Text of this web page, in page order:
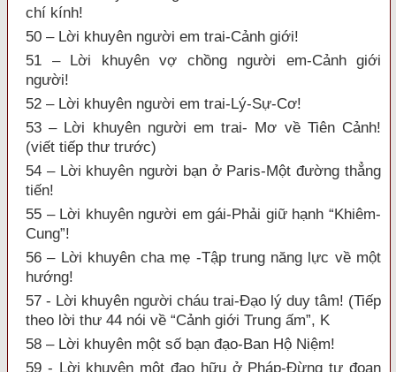
chí kính!
50 – Lời khuyên người em trai-Cảnh giới!
51 – Lời khuyên vợ chồng người em-Cảnh giới
người!
52 – Lời khuyên người em trai-Lý-Sự-Cơ!
53 – Lời khuyên người em trai- Mơ về Tiên Cảnh!
(viết tiếp thư trước)
54 – Lời khuyên người bạn ở Paris-Một đường thẳng
tiến!
55 – Lời khuyên người em gái-Phải giữ hạnh “Khiêm-
Cung”!
56 – Lời khuyên cha mẹ -Tập trung năng lực về một
hướng!
57 - Lời khuyên người cháu trai-Đạo lý duy tâm! (Tiếp
theo lời thư 44 nói về “Cảnh giới Trung ấm”, K
58 – Lời khuyên một số bạn đạo-Ban Hộ Niệm!
59 - Lời khuyên một đạo hữu ở Pháp-Đừng tự đoạn